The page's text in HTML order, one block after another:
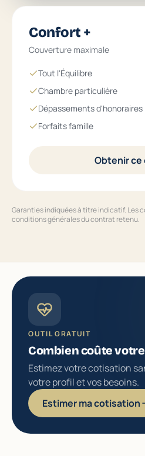
Confort +
Couverture maximale
Tout l'Équilibre
Chambre particulière
Dépassements d'honoraires
Forfaits famille
Obtenir ce
Garanties indiquées à titre indicatif. Les
conditions générales du contrat retenu.
OUTIL GRATUIT
Combien coûte
Estimez votre cotisation
votre profil et vos besoins.
Estimer ma cotisation